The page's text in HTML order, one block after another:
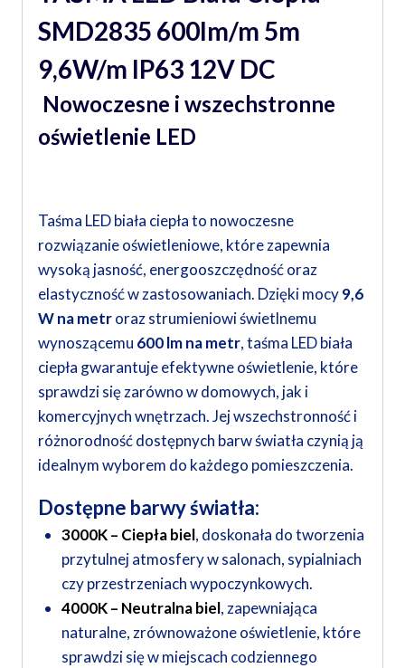
SMD2835 600lm/m 5m
9,6W/m IP63 12V DC
Nowoczesne i wszechstronne
oświetlenie LED
Taśma LED biała ciepła to nowoczesne
rozwiązanie oświetleniowe, które zapewnia
wysoką jasność, energooszczędność oraz
elastyczność w zastosowaniach. Dzięki mocy9,6
W na metroraz strumieniowi świetlnemu
wynoszącemu 600 lm na metr, taśma LED biała
ciepła gwarantuje efektywne oświetlenie, które
sprawdzi się zarówno w domowych, jak i
komercyjnych wnętrzach. Jej wszechstronność i
różnorodność dostępnych barw światła czynią ją
idealnym wyborem do każdego pomieszczenia.
Dostępne barwy światła:
3000K – Ciepła biel, doskonała do tworzenia
przytulnej atmosfery w salonach, sypialniach
czy przestrzeniach wypoczynkowych.
4000K – Neutralna biel, zapewniająca
naturalne, zrównoważone oświetlenie, które
sprawdzi się w miejscach codziennego